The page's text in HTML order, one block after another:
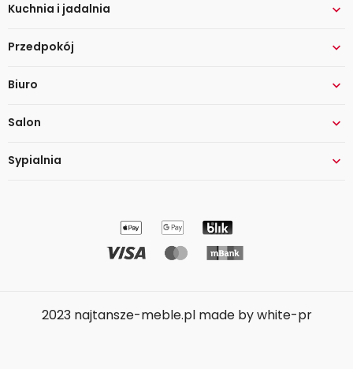
Kuchnia i jadalnia 
Przedpokój 
Biuro 
Salon 
Sypialnia 
2023 najtansze-meble.pl made by white-pr